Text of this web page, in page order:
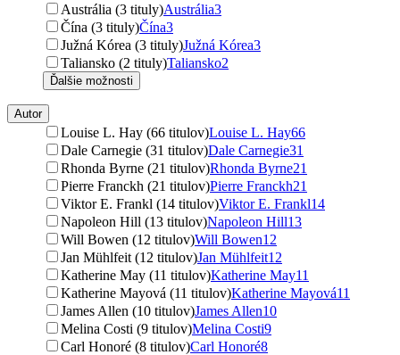
Austrália (3 tituly)Austrália3
Čína (3 tituly)Čína3
Južná Kórea (3 tituly)Južná Kórea3
Taliansko (2 tituly)Taliansko2
Ďalšie možnosti
Autor
Louise L. Hay (66 titulov)Louise L. Hay66
Dale Carnegie (31 titulov)Dale Carnegie31
Rhonda Byrne (21 titulov)Rhonda Byrne21
Pierre Franckh (21 titulov)Pierre Franckh21
Viktor E. Frankl (14 titulov)Viktor E. Frankl14
Napoleon Hill (13 titulov)Napoleon Hill13
Will Bowen (12 titulov)Will Bowen12
Jan Mühlfeit (12 titulov)Jan Mühlfeit12
Katherine May (11 titulov)Katherine May11
Katherine Mayová (11 titulov)Katherine Mayová11
James Allen (10 titulov)James Allen10
Melina Costi (9 titulov)Melina Costi9
Carl Honoré (8 titulov)Carl Honoré8